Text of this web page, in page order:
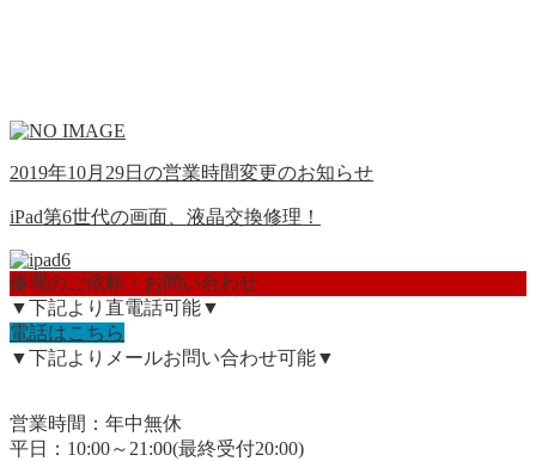
2019年10月29日の営業時間変更のお知らせ
iPad第6世代の画面、液晶交換修理！
修理のご依頼・お問い合わせ
▼下記より直電話可能▼
電話はこちら
▼下記よりメールお問い合わせ可能▼
営業時間：年中無休
平日：10:00～21:00(最終受付20:00)